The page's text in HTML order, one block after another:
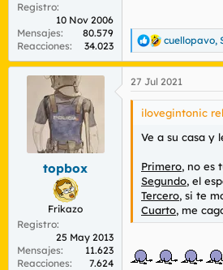
Registro
10 Nov 2006
Mensajes
80.579
Reacciones
34.023
R
e
c
c
n
cuellopavo,
topbox
Frikazo
Registro
25 May 2013
Mensajes
11.623
Reacciones
7.624
27 Jul 2021
ilovegintonic
Ve a su casa y
Primero, no es
Segundo, el
Tercero, si te
Cuarto, me